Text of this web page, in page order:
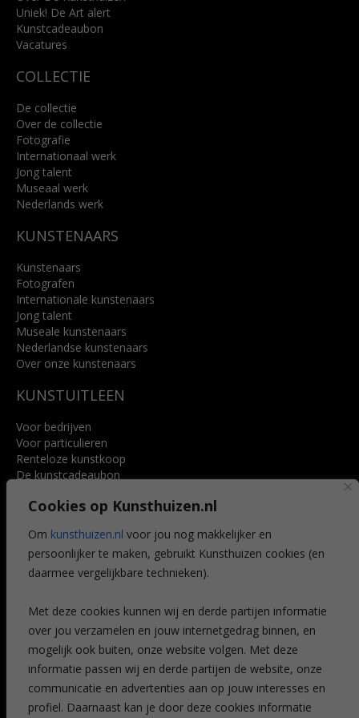
Cookies op Kunsthuizen.nl
Om kunsthuizen.nl voor jou nog makkelijker en
persoonlijker te maken, gebruikt Kunsthuizen cookies (en
daarmee vergelijkbare technieken).
Met deze cookies kunnen wij en derde partijen informatie
over jou verzamelen en jouw internetgedrag binnen, en
mogelijk ook buiten, onze website volgen. Met deze
informatie passen wij en derde partijen de website, onze
communicatie en advertenties aan op jouw interesses en
profiel. Daarnaast kan je door deze cookies informatie
Lees meer
Uniek! De Art alert
Kunstcadeaubon
Vacatures
COLLECTIE
De collectie
Over de collectie
Fotografie
Internationaal werk
Jong talent
Museaal werk
Nederlands werk
KUNSTENAARS
Kunstenaars
Fotografen
Internationale kunstenaars
Jong talent
Museale kunstenaars
Nederlandse kunstenaars
Over onze kunstenaars
KUNSTUITLEEN
Voor bedrijven
Voor particulieren
Renteloze kunstkoop
De kunstcadeaubon
Voordelen
Veelgestelde vragen
CONTACT
Leiden
Amsterdam
Breda
Favorieten
Mijn art alert